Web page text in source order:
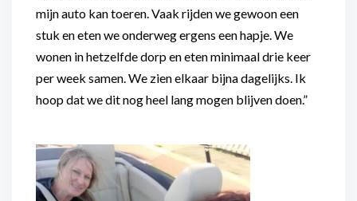
mijn auto kan toeren. Vaak rijden we gewoon een
stuk en eten we onderweg ergens een hapje. We
wonen in hetzelfde dorp en eten minimaal drie keer
per week samen. We zien elkaar bijna dagelijks. Ik
hoop dat we dit nog heel lang mogen blijven doen.”